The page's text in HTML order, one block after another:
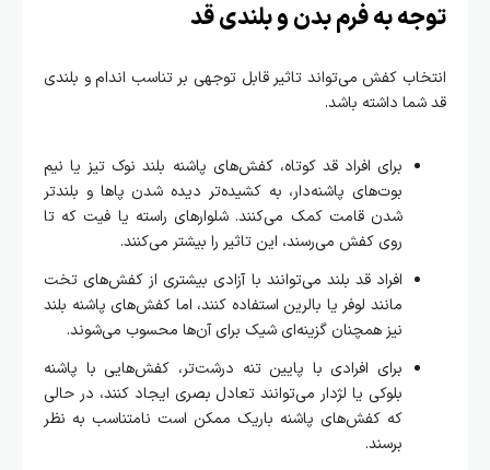
توجه به فرم بدن و بلندی قد
انتخاب کفش می‌تواند تاثیر قابل توجهی بر تناسب اندام و بلندی
قد شما داشته باشد.
برای افراد قد کوتاه، کفش‌های پاشنه بلند نوک تیز یا نیم
بوت‌های پاشنه‌دار، به کشیده‌تر دیده شدن پاها و بلندتر
شدن قامت کمک می‌کنند. شلوارهای راسته یا فیت که تا
روی کفش می‌رسند، این تاثیر را بیشتر می‌کنند.
افراد قد بلند می‌توانند با آزادی بیشتری از کفش‌های تخت
مانند لوفر یا بالرین استفاده کنند، اما کفش‌های پاشنه بلند
نیز همچنان گزینه‌ای شیک برای آن‌ها محسوب می‌شوند.
برای افرادی با پایین تنه درشت‌تر، کفش‌هایی با پاشنه
بلوکی یا لژدار می‌توانند تعادل بصری ایجاد کنند، در حالی
که کفش‌های پاشنه باریک ممکن است نامتناسب به نظر
برسند.